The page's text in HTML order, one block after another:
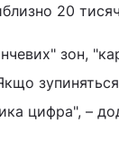
20
зон,
зупиняться
цифра", –